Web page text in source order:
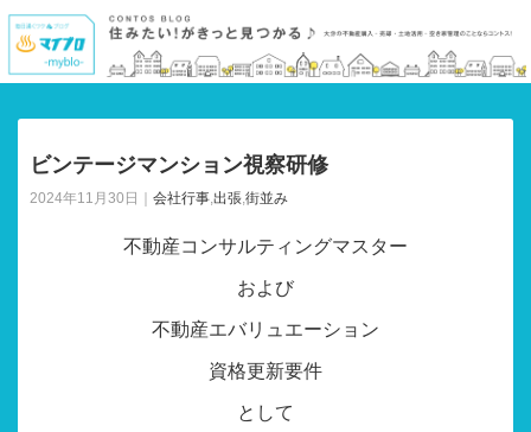
ビンテージマンション視察研修
2024年11月30日｜ 会社行事,出張,街並み
不動産コンサルティングマスター
および
不動産エバリュエーション
資格更新要件
として